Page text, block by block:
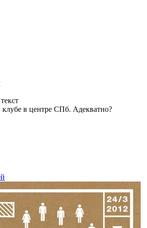
в центре СПб. Адекватно?